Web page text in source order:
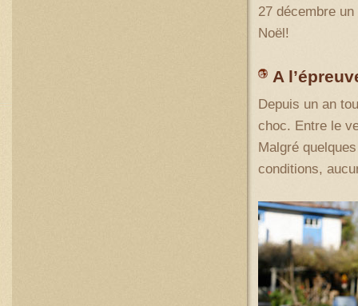
27 décembre
Noël!
A
Depuis un an
choc. Entre le
Malgré
conditions,